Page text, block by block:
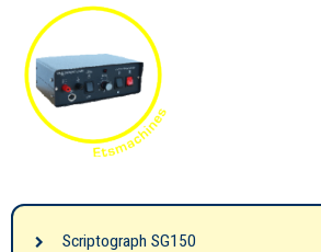
Scriptograph SG150